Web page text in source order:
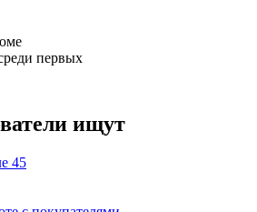
первых
ищут
45